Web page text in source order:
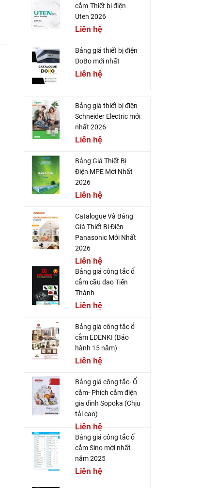
cắm-Thiết bị điện
Uten 2026
Liên hệ
Bảng giá thiết bị điện
DoBo mới nhất
Liên hệ
Bảng giá thiết bị điện
Schneider Electric mới
nhất 2026
Liên hệ
Bảng Giá Thiết Bị
Điện MPE Mới Nhất
2026
Liên hệ
Catalogue Và Bảng
Giá Thiết Bị Điện
Panasonic Mới Nhất
2026
Liên hệ
Bảng giá công tắc ổ
cắm cầu dao Tiến
Thành
Liên hệ
Bảng giá công tắc ổ
cắm EDENKI (Bảo
hành 15 năm)
Liên hệ
Bảng giá công tắc- Ổ
cắm- Phích cắm điện
gia đình Sopoka (Chịu
tải cao)
Liên hệ
Bảng giá công tắc ổ
cắm Sino mới nhất
năm 2025
Liên hệ